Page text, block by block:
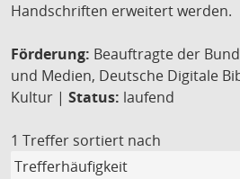
Handschriften erweitert werden.
Förderung: Beauftragte der
und Medien, Deutsche Digitale
Kultur | Status: laufend
1 Treffer sortiert nach